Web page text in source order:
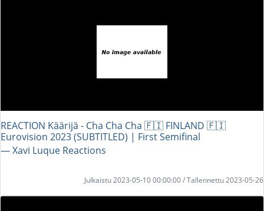
REACTION Käärijä - Cha Cha Cha 🇫🇮 FINLAND 🇫🇮
Eurovision 2023 (SUBTITLED) | First Semifinal
― Xavi Luque Reactions
Julkaistu 2023-05-10 00:00:00 / Tallennettu 2023-05-26